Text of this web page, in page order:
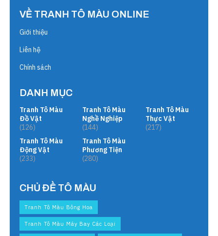
VỀ TRANH TÔ MÀU ONLINE
Giới thiệu
Liên hệ
Chính sách
DANH MỤC
Tranh Tô Màu
Đồ Vật
(126)
Tranh Tô Màu
Động Vật
(233)
Tranh Tô Màu
Nghề Nghiệp
(144)
Tranh Tô Màu
Phương Tiện
(280)
Tranh Tô Màu
Thực Vật
(217)
CHỦ ĐỀ TÔ MÀU
Tranh Tô Màu Bông Hoa
Tranh Tô Màu Máy Bay Các Loại